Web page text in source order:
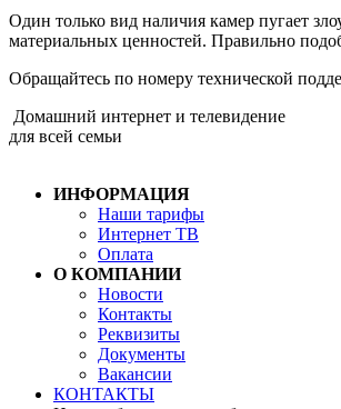
Один только вид наличия камер пугает
материальных ценностей. Правильно
Обращайтесь по номеру технической
Домашний интернет и телевидение
для всей семьи
ИНФОРМАЦИЯ
Наши тарифы
Интернет ТВ
Оплата
О КОМПАНИИ
Новости
Контакты
Реквизиты
Документы
Вакансии
КОНТАКТЫ